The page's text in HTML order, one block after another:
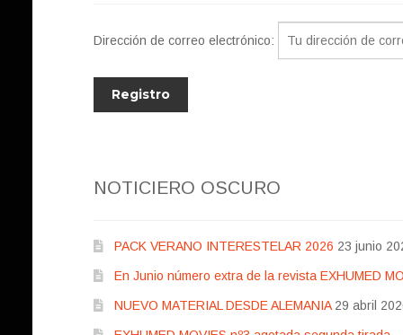
Dirección de correo electrónico:
NOTICIERO OSCURO
PACK VERANO INTERESTELAR 2026 23 junio
En Junio número extra de la revista EXHUMED
NUEVO MATERIAL DESDE ALEMANIA 29 abril